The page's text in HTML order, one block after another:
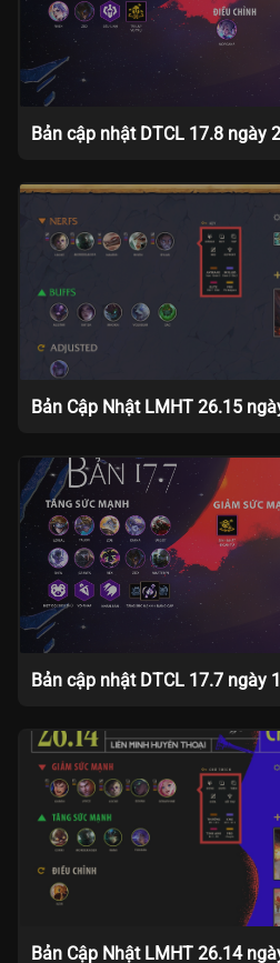
Bản cập nhật DTCL 17.8
Bản Cập Nhật LMHT 26.15
Bản cập nhật DTCL 17.7
Bản Cập Nhật LMHT 26.14